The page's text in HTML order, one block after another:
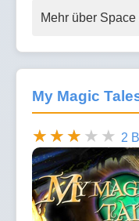
Mehr über
My Magic
2